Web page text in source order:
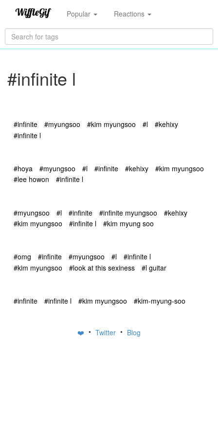
Popular Reactions
#infinite l
#infinite #myungsoo #kim myungsoo #l
#kehixy
#infinite l
#hoya #myungsoo #l #infinite #kehixy
#kim myungsoo
#lee howon
#infinite l
#myungsoo #l #infinite #infinite myungsoo
#kehixy
#kim myungsoo
#infinite l #kim myung soo
#omg #infinite #myungsoo #l
#infinite l
#kim myungsoo
#look at this sexiness #l guitar
#infinite #infinite l #kim myungsoo #kim-myung-soo
❤️ • Twitter • Blog